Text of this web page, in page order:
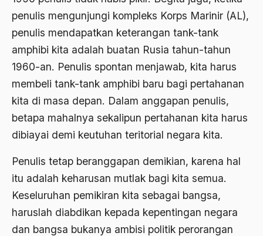
penulis mengunjungi kompleks Korps Marinir (AL),
penulis mendapatkan keterangan tank-tank
amphibi kita adalah buatan Rusia tahun-tahun
1960-an. Penulis spontan menjawab, kita harus
membeli tank-tank amphibi baru bagi pertahanan
kita di masa depan. Dalam anggapan penulis,
betapa mahalnya sekalipun pertahanan kita harus
dibiayai demi keutuhan teritorial negara kita.
Penulis tetap beranggapan demikian, karena hal
itu adalah keharusan mutlak bagi kita semua.
Keseluruhan pemikiran kita sebagai bangsa,
haruslah diabdikan kepada kepentingan negara
dan bangsa bukanya ambisi politik perorangan
agama elitis
Agama Hukum
Agama Inovasi
Agama Islam
agama populer
Agama Terang
Agenda Nasional
Agraria
agraris